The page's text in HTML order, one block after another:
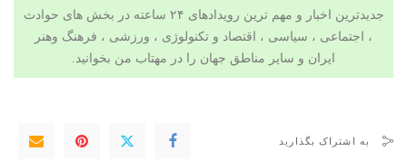
جدیدترین اخبار و مهم ترین رویدادهای ۲۴ ساعته در بخش های حوادث
، اجتماعی ، سیاسی ، اقتصاد و تکنولوژی ، ورزشی ، فرهنگ وهنر
ایران و سایر مناطق جهان را در مهتاب من بخوانید.
به اشتراک بگذارید